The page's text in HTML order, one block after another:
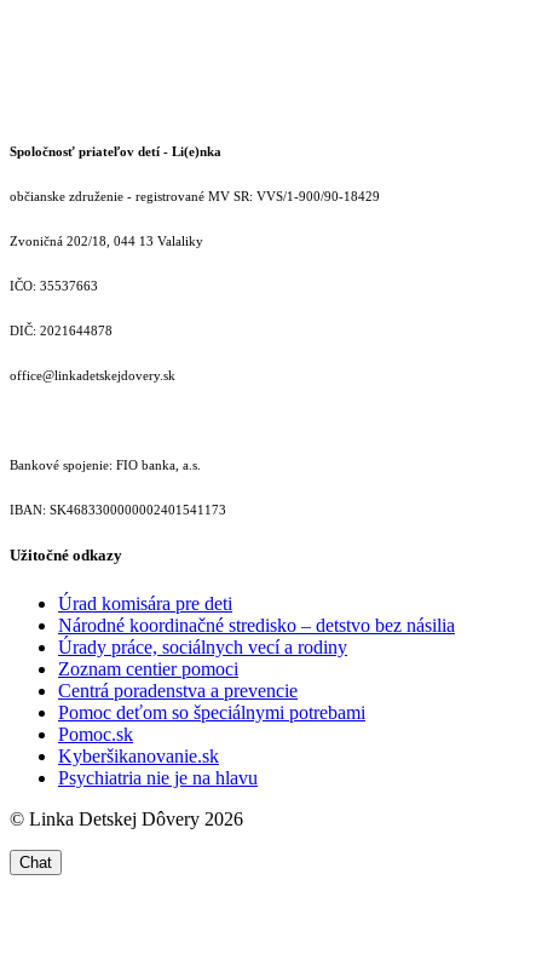
Spoločnosť priateľov detí - Li(e)nka
občianske združenie - registrované MV SR: VVS/1-900/90-18429
Zvoničná 202/18, 044 13 Valaliky
IČO: 35537663
DIČ: 2021644878
office@linkadetskejdovery.sk
Bankové spojenie: FIO banka, a.s.
IBAN: SK46833000000­02401541173
Užitočné odkazy
Úrad komisára pre deti
Národné koordinačné stredisko – detstvo bez násilia
Úrady práce, sociálnych vecí a rodiny
Zoznam centier pomoci
Centrá poradenstva a prevencie
Pomoc deťom so špeciálnymi potrebami
Pomoc.sk
Kyberšikanovanie.sk
Psychiatria nie je na hlavu
© Linka Detskej Dôvery 2026